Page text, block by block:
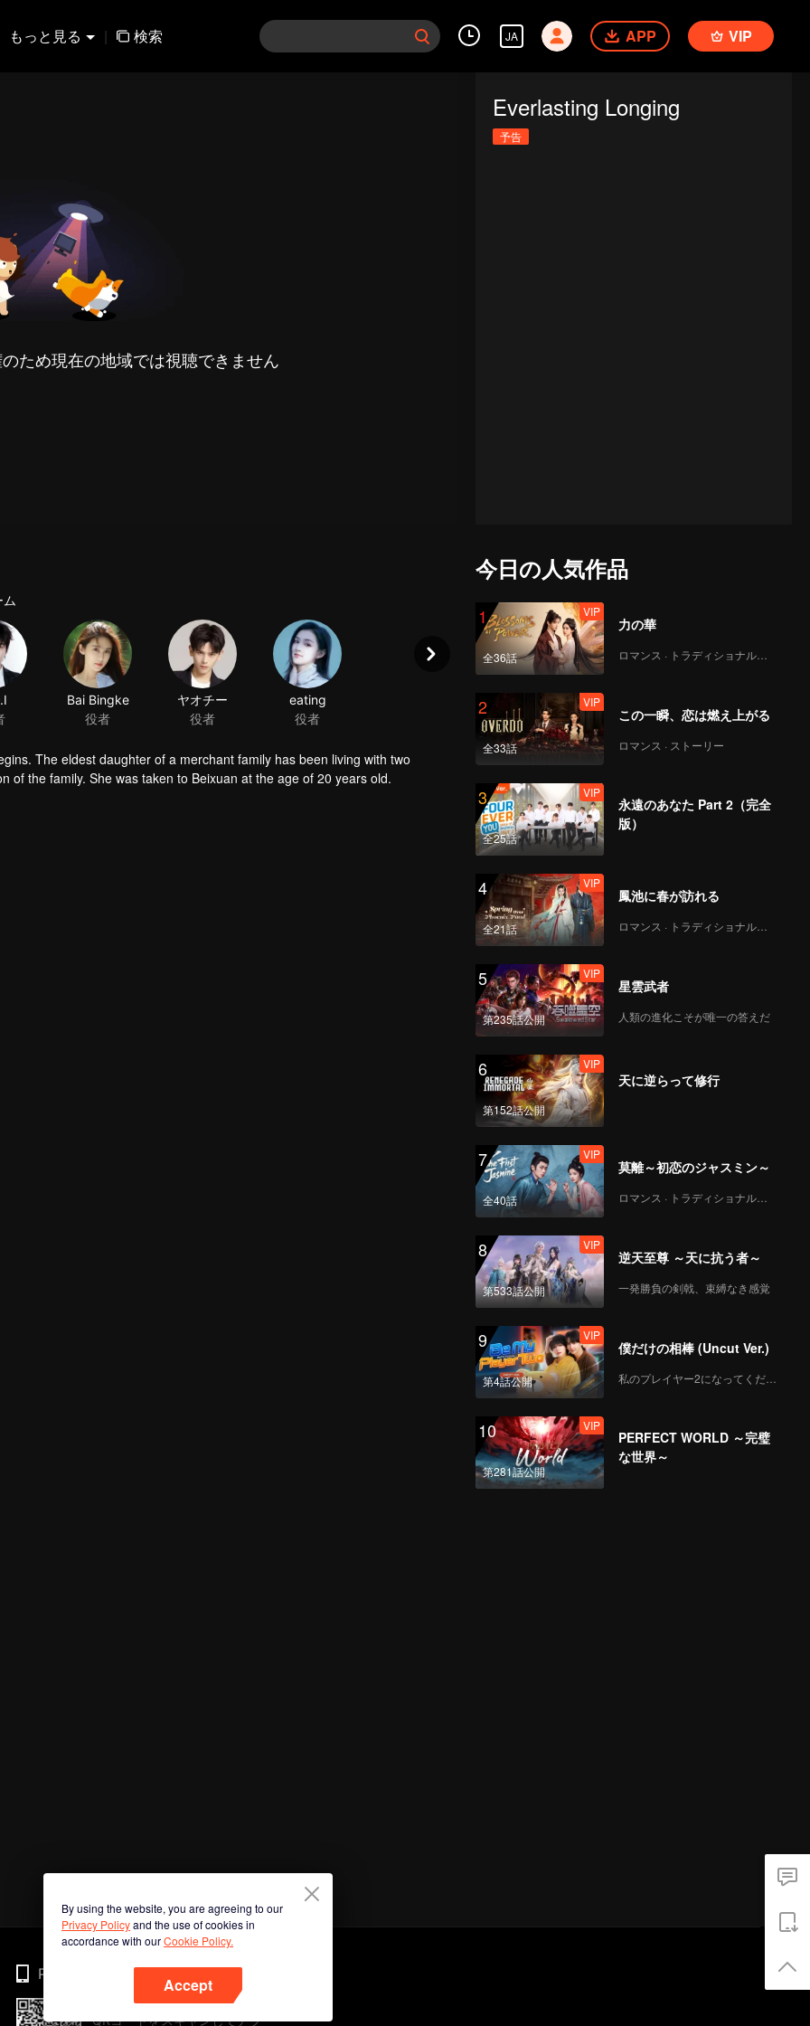
もっと見る | 検索 JA APP VIP
ため現在の地域では視聴できません
Everlasting Longing
予告
Bai Bingke
役者
ヤオチー
役者
eating
役者
The eldest daughter of a merchant family has been living with two
of the family. She was taken to Beixuan at the age of 20 years old.
of being a spy, humiliated and mistreated. Qi Luo finds a chance to
colluded with her brother-in-law and his mistress to steal their family fortune.
今日の人気作品
1
全36話
VIP
力の華
ロマンス · トラディショナル・コスチューム
2
全33話
VIP
この一瞬、恋は燃え上がる
ロマンス · ストーリー
3
全25話
VIP
永遠のあなた Part 2（完全
版）
4
全21話
VIP
鳳池に春が訪れる
ロマンス · トラディショナル・コスチューム
5
第235話公開
VIP
星雲武者
人類の進化こそが唯一の答えだ
6
第152話公開
VIP
天に逆らって修行
7
全40話
VIP
莫離～初恋のジャスミン～
ロマンス · トラディショナル・コスチューム
8
第533話公開
VIP
逆天至尊 ～天に抗う者～
一発勝負の剣戟、束縛なき感覚
9
第4話公開
VIP
僕だけの相棒 (Uncut Ver.)
私のプレイヤー2になってください
10
第281話公開
VIP
PERFECT WORLD ～完璧
な世界～
By using the website, you are agreeing to our
Privacy Policyand the use of cookies in
accordance with ourCookie Policy.
Accept
Phone
QRコードをスキャンしてアプ